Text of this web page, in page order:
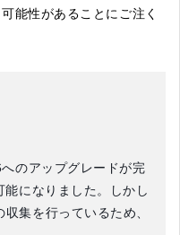
能性があることにご注く
のアップグレードが完
になりました。しかし
集を行っているため、